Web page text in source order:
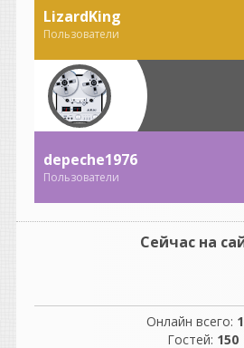
Там были:
огромные аналоговые
консоли;
километры кабелей;
патчбеи;
компрессоры, эквалайзеры;
синхронизация
магнитофонов;
обслуживание техники.
Инженеры тратили
огромное количество
времени на обслуживание
оборудования.
Если почитать
воспоминания
LizardKing
Пользователи
depeche1976
Пользователи
Сейчас на
Онлайн всего:
Гостей: 150